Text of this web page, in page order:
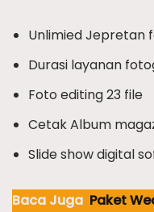
Unlimied Jepretan
Durasi layanan
Foto editing 23 file
Cetak Album
Slide show digital
Baca Juga Paket